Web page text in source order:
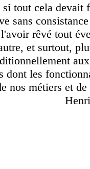
si tout cela devait
sans
rêvé tout
et surtout,
dont les
nos métiers et